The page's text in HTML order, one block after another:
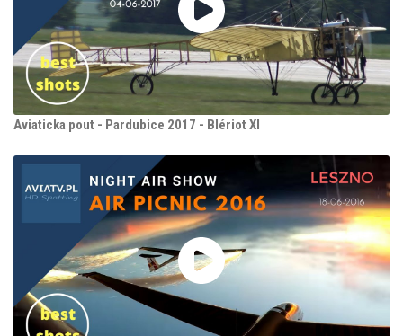
Aviaticka pout - Pardubice 2017 - Blériot XI